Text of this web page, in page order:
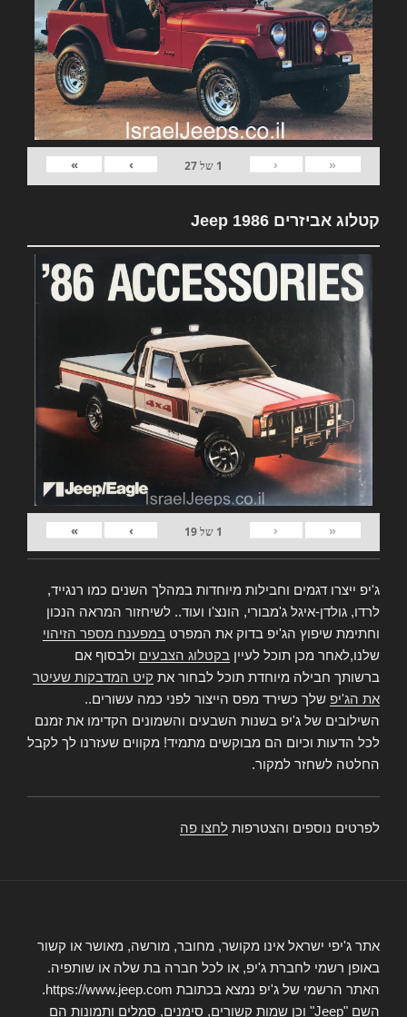
«
‹
1 של27
›
»
קטלוג אביזרים Jeep 1986
«
‹
1 של19
›
»
ג'יפ ייצרו דגמים וחבילות מיוחדות במהלך השנים כמו רנגייד,
לרדו, גולדן-איגל ג'מבורי, הונצ'ו ועוד.. לשיחזור המראה הנכון
וחתימת שיפוץ הג'יפ בדוק את המפרט במפענח מספר הזיהוי
שלנו,לאחר מכן תוכל לעיין בקטלוג הצבעים ולבסוף אם
ברשותך חבילה מיוחדת תוכל לבחור את קיט המדבקות שעיטר
את הג'יפ שלך כשירד מפס הייצור לפני כמה עשורים..
השילובים של ג'יפ בשנות השבעים והשמונים הקדימו את זמנם
לכל הדעות וכיום הם מבוקשים מתמיד! מקווים שעזרנו לך לקבל
החלטה לשחזר למקור.
לפרטים נוספים והצטרפות לחצו פה
אתר ג'יפי ישראל אינו מקושר, מחובר, מורשה, מאושר או קשור
באופן רשמי לחברת ג'יפ, או לכל חברה בת שלה או שותפיה.
האתר הרשמי של ג'יפ נמצא בכתובת https://www.jeep.com.
השם "Jeep" וכן שמות קשורים, סימנים, סמלים ותמונות הם